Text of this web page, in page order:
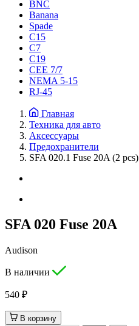
BNC
Banana
Spade
C15
С7
C19
CEE 7/7
NEMA 5-15
RJ-45
Главная
Техника для авто
Аксессуары
Предохранители
SFA 020.1 Fuse 20A (2 pcs)
SFA 020 Fuse 20A
Audison
В наличии
540 ₽
В корзину